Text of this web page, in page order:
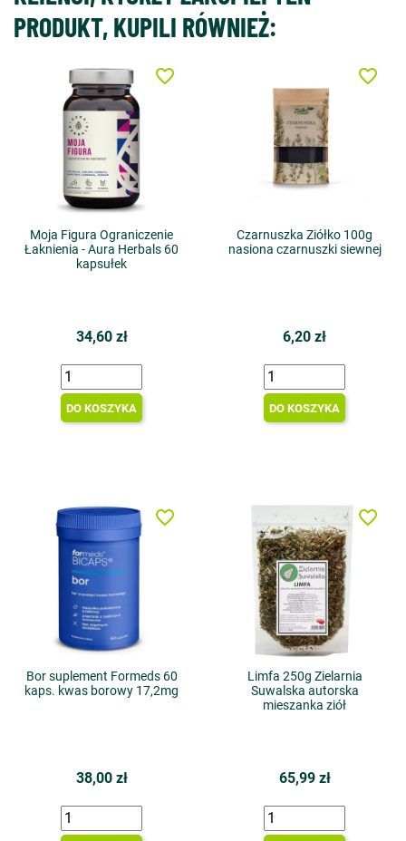
PRODUKT, KUPILI RÓWNIEŻ:
Moja Figura Ograniczenie
Łaknienia - Aura Herbals 60
kapsułek
34,60 zł
DO KOSZYKA
favorite_border
Czarnuszka Ziółko 100g
nasiona czarnuszki siewnej
6,20 zł
DO KOSZYKA
favorite_border
Bor suplement Formeds 60
kaps. kwas borowy 17,2mg
38,00 zł
favorite_border
Limfa 250g Zielarnia
Suwalska autorska
mieszanka ziół
65,99 zł
favorite_border